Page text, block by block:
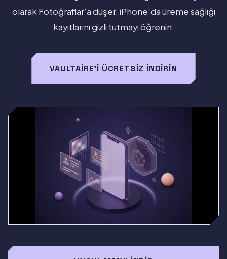
olarak Fotoğraflar'a düşer. iPhone'da üreme sağlığı
kayıtlarını gizli tutmayı öğrenin.
VAULTAIRE'I ÜCRETSIZ İNDIRIN